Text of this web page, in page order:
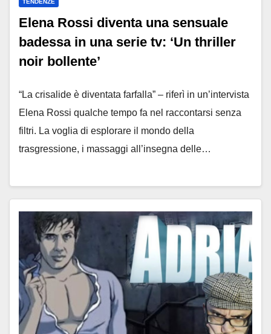
TENDENZE
Elena Rossi diventa una sensuale
badessa in una serie tv: ‘Un thriller
noir bollente’
“La crisalide è diventata farfalla” – riferì in un’intervista
Elena Rossi qualche tempo fa nel raccontarsi senza
filtri. La voglia di esplorare il mondo della
trasgressione, i massaggi all’insegna delle…